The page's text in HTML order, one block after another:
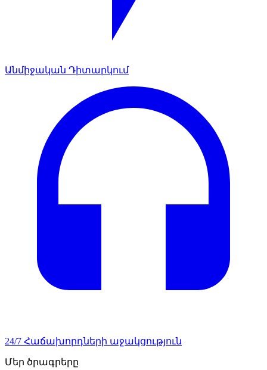
Անմիջական Դիտարկում
24/7 Հաճախորդների աջակցություն
Մեր ծրագրերը